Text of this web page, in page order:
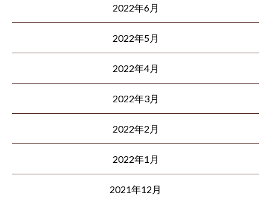
2022年6月
2022年5月
2022年4月
2022年3月
2022年2月
2022年1月
2021年12月